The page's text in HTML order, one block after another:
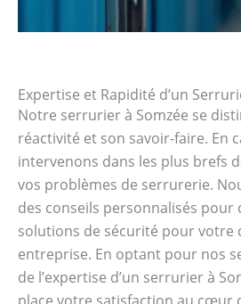
Expertise et Rapidité d’un
Notre serrurier à Somzée se
réactivité et son savoir-faire. En
intervenons dans les plus brefs
vos problèmes de serrurerie.
des conseils personnalisés pour
solutions de sécurité pour votre
entreprise. En optant pour nos
de l’expertise d’un serrurier à